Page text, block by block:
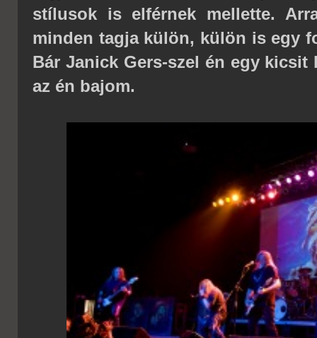
stílusok is elférnek mellette.
minden tagja külön, külön is egy
Bár Janick Gers-szel én egy
az én bajom.